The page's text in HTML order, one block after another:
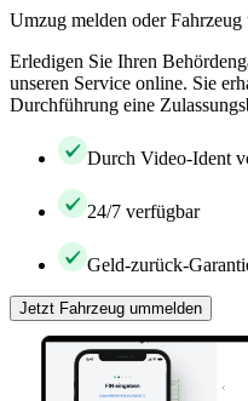
Umzug melden oder Fahrzeug
Erledigen Sie Ihren
unseren Service online. Sie
Durchführung eine
Durch Video-Ident
24/7 verfügbar
Geld-zurück-
Jetzt Fahrzeug ummelden